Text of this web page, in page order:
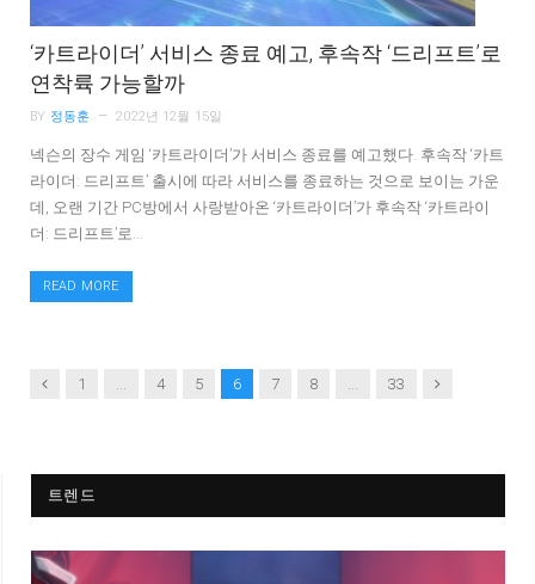
‘카트라이더’ 서비스 종료 예고, 후속작 ‘드리프트’로
연착륙 가능할까
BY 정동훈 2022년 12월 15일
넥슨의 장수 게임 ‘카트라이더’가 서비스 종료를 예고했다. 후속작 ‘카트
라이더: 드리프트’ 출시에 따라 서비스를 종료하는 것으로 보이는 가운
데, 오랜 기간 PC방에서 사랑받아온 ‘카트라이더’가 후속작 ‘카트라이
더: 드리프트’로…
READ MORE
Previous
1 4 5 6 7 8 33 Next
트렌드